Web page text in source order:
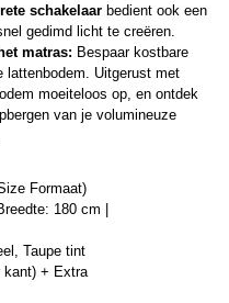
schakelaar bedient ook een
gedimd licht te creëren.
matras: Bespaar kostbare
lattenbodem. Uitgerust met
moeiteloos op, en ontdek
van je volumineuze
Formaat)
180 cm |
Taupe tint
kant) + Extra